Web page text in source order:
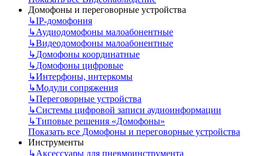
Домофоны и переговорные устройства
↳IP-домофония
↳Аудиодомофоны малоабонентные
↳Видеодомофоны малоабонентные
↳Домофоны координатные
↳Домофоны цифровые
↳Интерфоны, интеркомы
↳Модули сопряжения
↳Переговорные устройства
↳Системы цифровой записи аудиоинформации
↳Типовые решения «Домофоны»
Показать все Домофоны и переговорные устройства
Инструменты
↳Аксессуары для пневмоинструмента